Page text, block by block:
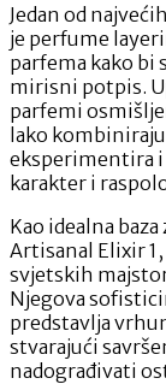
Jedan od
je perfume
parfema kako bi
mirisni potpis.
parfemi
lako
eksperimentira i
karakter i
Kao idealna
Artisanal Elixir
svjetskih
Njegova
predstavlja
stvarajući
nadograđivati